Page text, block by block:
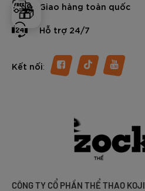
🎁 Giao hàng toàn quốc
Hỗ trợ 24/7
Kết nối:
CÔNG TY CỔ PHẦN THỂ THAO KOJI